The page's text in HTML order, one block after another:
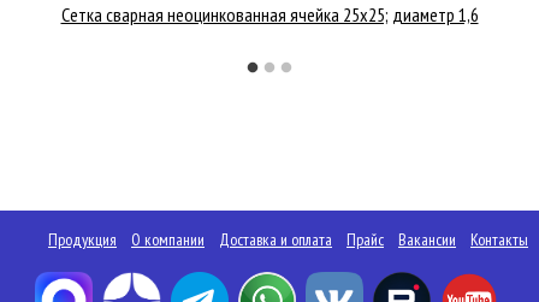
Сетка сварная неоцинкованная ячейка 25x25; диаметр 1,6
Продукция О компании Доставка и оплата Прайс Вакансии Контакты